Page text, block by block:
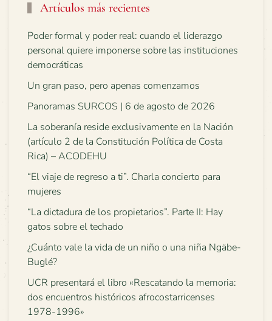
Artículos más recientes
Poder formal y poder real: cuando el liderazgo
personal quiere imponerse sobre las instituciones
democráticas
Un gran paso, pero apenas comenzamos
Panoramas SURCOS | 6 de agosto de 2026
La soberanía reside exclusivamente en la Nación
(artículo 2 de la Constitución Política de Costa
Rica) – ACODEHU
“El viaje de regreso a ti”. Charla concierto para
mujeres
“La dictadura de los propietarios”. Parte II: Hay
gatos sobre el techado
¿Cuánto vale la vida de un niño o una niña Ngäbe-
Buglé?
UCR presentará el libro «Rescatando la memoria:
dos encuentros históricos afrocostarricenses
1978-1996»